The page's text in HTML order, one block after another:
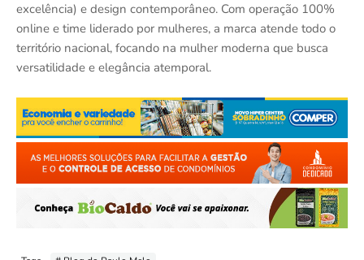
excelência) e design contemporâneo. Com operação 100%
online e time liderado por mulheres, a marca atende todo o
território nacional, focando na mulher moderna que busca
versatilidade e elegância atemporal.